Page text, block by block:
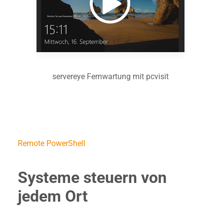
servereye Fernwartung mit pcvisit
Remote PowerShell
Systeme steuern von
jedem Ort